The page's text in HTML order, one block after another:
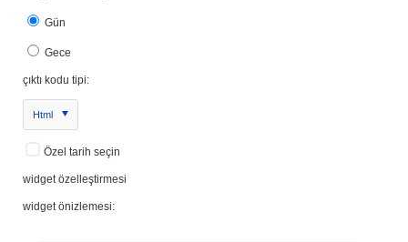
Gün
Gece
çıktı kodu tipi:
Html
Özel tarih seçin
widget özelleştirmesi
widget önizlemesi: